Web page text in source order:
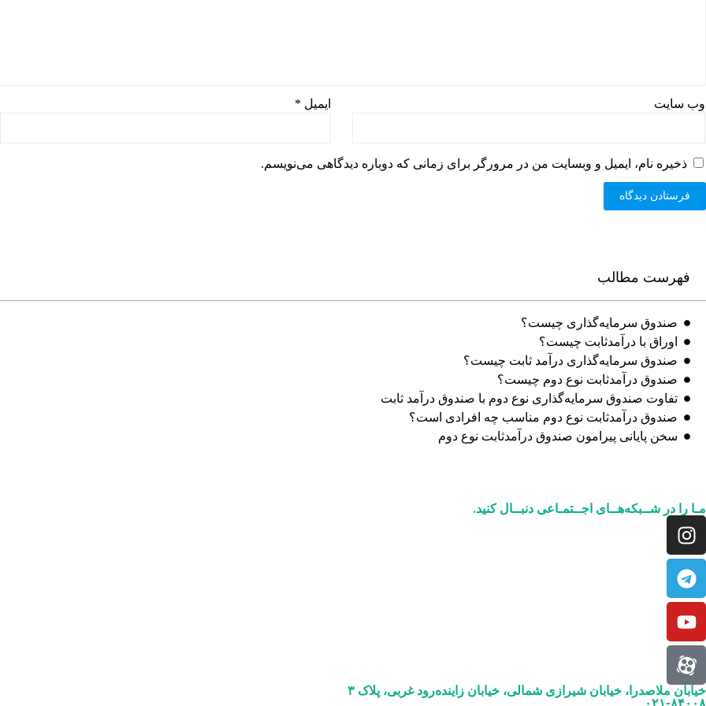
ایمیل * وب‌ سایت
ذخیره نام، ایمیل و وبسایت من در مرورگر برای زمانی که دوباره دیدگاهی می‌نویسم.
فهرست مطالب
صندوق سرمایه‌‌‌‌‌‌‌‌‌‌‌‌‌‌‌‌‌‌‌‌‌‌‌‌‌‌‌‌‌‌‌‌‌‌‌‌‌‌گذاری چیست؟
اوراق با درآمدثابت چیست؟
صندوق سرمایه‌‌‌‌‌‌‌‌‌‌‌‌‌‌‌‌‌‌‌‌‌‌‌‌‌‌‌‌‌‌‌‌‌‌‌‌‌‌گذاری درآمد ثابت چیست؟
صندوق درآمدثابت نوع دوم چیست؟
تفاوت صندوق سرمایه‌‌‌‌‌‌‌‌‌‌‌‌‌‌‌‌‌‌‌‌‌‌‌‌‌‌‌‌‌‌‌‌‌‌‌‌‌‌گذاری نوع دوم با صندوق درآمد ثابت
صندوق درآمدثابت نوع دوم مناسب چه افرادی است؟
سخن پایانی پیرامون صندوق درآمدثابت نوع دوم
مـا را در شــبکه‌هــای اجــتمـاعی دنبــال کنید.
خیابان ملاصدرا، خیابان شیرازی شمالی، خیابان زاینده‌رود غربی، پلاک ۳